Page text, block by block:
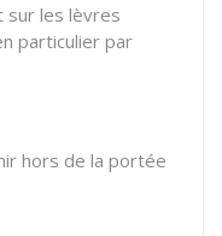
sur les lèvres
particulier par
hors de la portée